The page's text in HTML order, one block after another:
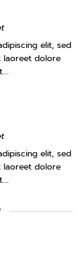
elit, sed
laoreet dolore
elit, sed
laoreet dolore